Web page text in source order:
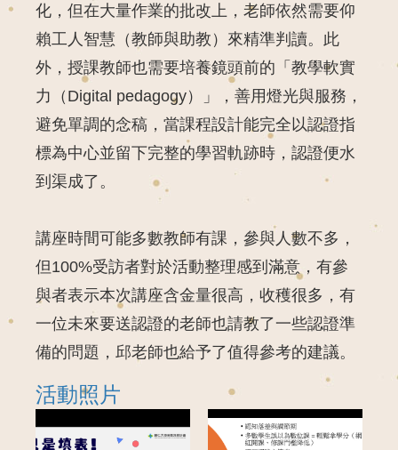
化，但在大量作業的批改上，老師依然需要仰
賴工人智慧（教師與助教）來精準判讀。此
外，授課教師也需要培養鏡頭前的「教學軟實
力（Digital pedagogy）」，善用燈光與服務，
避免單調的念稿，當課程設計能完全以認證指
標為中心並留下完整的學習軌跡時，認證便水
到渠成了。
講座時間可能多數教師有課，參與人數不多，
但100%受訪者對於活動整理感到滿意，有參
與者表示本次講座含金量很高，收穫很多，有
一位未來要送認證的老師也請教了一些認證準
備的問題，邱老師也給予了值得參考的建議。
活動照片